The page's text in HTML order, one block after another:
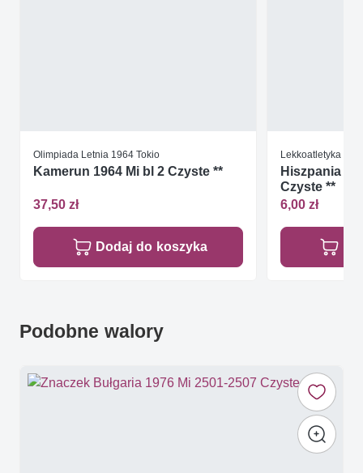
Olimpiada Letnia 1964 Tokio
Kamerun 1964 Mi bl 2 Czyste **
37,50 zł
Dodaj do koszyka
Lekkoatletyka
Hiszpania
Czyste **
6,00 zł
Podobne walory